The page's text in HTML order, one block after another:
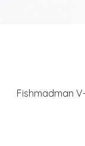
Fishmadman